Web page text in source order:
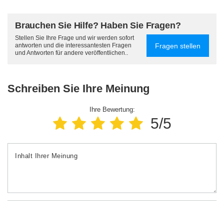
Brauchen Sie Hilfe? Haben Sie Fragen?
Stellen Sie Ihre Frage und wir werden sofort
antworten und die interessantesten Fragen
und Antworten für andere veröffentlichen..
Fragen stellen
Schreiben Sie Ihre Meinung
Ihre Bewertung:
5/5
Inhalt Ihrer Meinung